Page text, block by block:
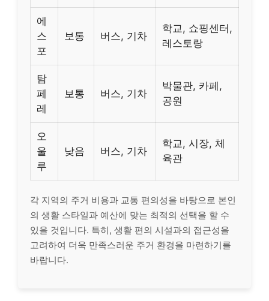
에
스
포
보통 버스, 기차
학교, 쇼핑센터,
레스토랑
탐
페
레
보통 버스, 기차
박물관, 카페,
공원
오
울
루
낮음 버스, 기차
학교, 시장, 체
육관
각 지역의 주거 비용과 교통 편의성을 바탕으로 본인
의 생활 스타일과 예산에 맞는 최적의 선택을 할 수
있을 것입니다. 특히, 생활 편의 시설과의 접근성을
고려하여 더욱 만족스러운 주거 환경을 마련하기를
바랍니다.